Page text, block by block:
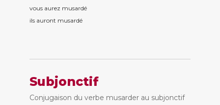
vous aurez musardé
ils auront musardé
Subjonctif
Conjugaison du verbe musarder au subjonctif